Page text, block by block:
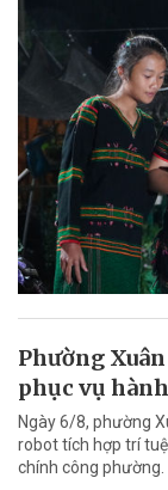
Phường
phục vụ
Ngày 6/8, phường
robot tích hợp trí
chính công phường.